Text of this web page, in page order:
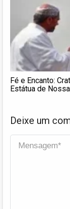
Fé e Encanto:
Estátua de
Deixe um